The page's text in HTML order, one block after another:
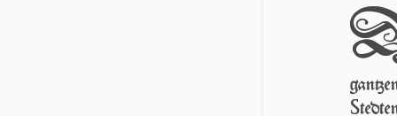
S